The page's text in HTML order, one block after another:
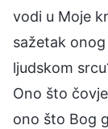
vodi u Moje
sažetak
ljudskom
Ono što
ono što Bog